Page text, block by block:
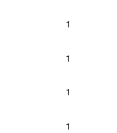
1
1
1
1